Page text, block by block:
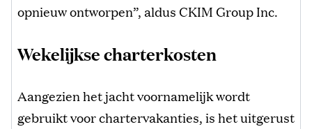
opnieuw ontworpen”, aldus CKIM Group Inc.
Wekelijkse charterkosten
Aangezien het jacht voornamelijk wordt
gebruikt voor chartervakanties, is het uitgerust